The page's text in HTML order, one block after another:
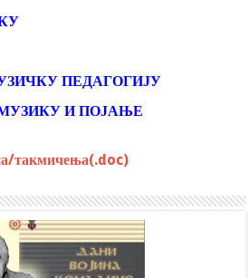
ПЕДАГОГИЈУ
И ПОЈАЊЕ
такмичења(.doc)